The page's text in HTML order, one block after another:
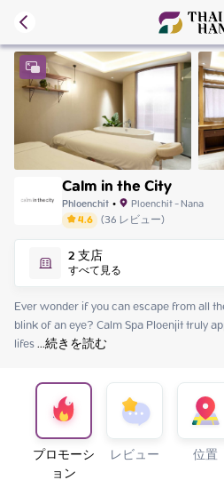
Calm in the City
Phloenchit• Ploenchit - Nana
4.6 (36 レビュー)
Friday
Saturday
Sunday
Monday
Tuesday
Wednesday
2支店
すべて見る
Ever wonder if you can escape from all
blink of an eye? Calm Spa Ploenjit truly
lifes ...続きを読む
プロモーシ
ョン
レビュー 位置